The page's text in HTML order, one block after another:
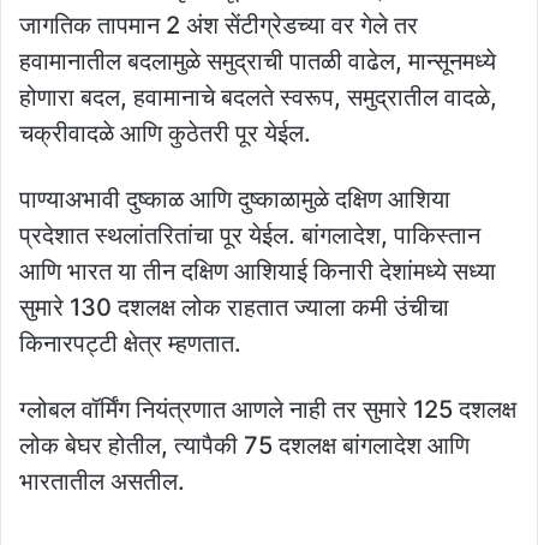
जागतिक तापमान 2 अंश सेंटीग्रेडच्या वर गेले तर
हवामानातील बदलामुळे समुद्राची पातळी वाढेल, मान्सूनमध्ये
होणारा बदल, हवामानाचे बदलते स्वरूप, समुद्रातील वादळे,
चक्रीवादळे आणि कुठेतरी पूर येईल.
पाण्याअभावी दुष्काळ आणि दुष्काळामुळे दक्षिण आशिया
प्रदेशात स्थलांतरितांचा पूर येईल. बांगलादेश, पाकिस्तान
आणि भारत या तीन दक्षिण आशियाई किनारी देशांमध्ये सध्या
सुमारे 130 दशलक्ष लोक राहतात ज्याला कमी उंचीचा
किनारपट्टी क्षेत्र म्हणतात.
ग्लोबल वॉर्मिंग नियंत्रणात आणले नाही तर सुमारे 125 दशलक्ष
लोक बेघर होतील, त्यापैकी 75 दशलक्ष बांगलादेश आणि
भारतातील असतील.